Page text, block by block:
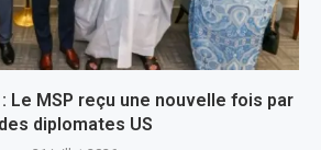
Le MSP reçu une nouvelle fois par
des diplomates US